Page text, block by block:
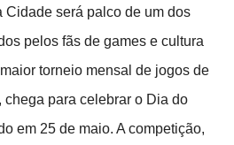
Cidade será palco de um dos
pelos fãs de games e cultura
torneio mensal de jogos de
chega para celebrar o Dia do
em 25 de maio. A competição,